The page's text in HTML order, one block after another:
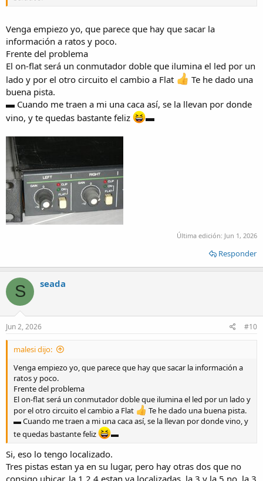
Venga empiezo yo, que parece que hay que sacar la
información a ratos y poco.
Frente del problema
El on-flat será un conmutador doble que ilumina el led por un
lado y por el otro circuito el cambio a Flat
Te he dado una
buena pista.
▬ Cuando me traen a mi una caca así, se la llevan por donde
vino, y te quedas bastante feliz
▬
Última edición: Jun 1, 2026
Responder
S seada
Jun 2, 2026 #10
malesi dijo:
Venga empiezo yo, que parece que hay que sacar la información a
ratos y poco.
Frente del problema
El on-flat será un conmutador doble que ilumina el led por un lado y
por el otro circuito el cambio a Flat
Te he dado una buena pista.
▬ Cuando me traen a mi una caca así, se la llevan por donde vino, y
te quedas bastante feliz
▬
Si, eso lo tengo localizado.
Tres pistas estan ya en su lugar, pero hay otras dos que no
consigo ubicar, la 1,2,4 estan ya localizadas, la 3 y la 5 no, la 3